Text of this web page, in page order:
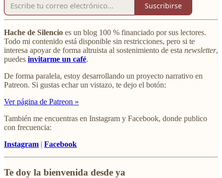
Suscribirse
Hache de Silencio es un blog 100 % financiado por sus lectores.
Todo mi contenido está disponible sin restricciones, pero si te
interesa apoyar de forma altruista al sostenimiento de esta newsletter,
puedes invitarme un café.
De forma paralela, estoy desarrollando un proyecto narrativo en
Patreon. Si gustas echar un vistazo, te dejo el botón:
Ver página de Patreon »
También me encuentras en Instagram y Facebook, donde publico
con frecuencia:
Instagram | Facebook
Te doy la bienvenida desde ya